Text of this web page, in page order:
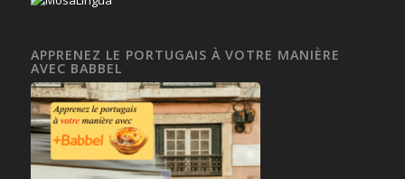
APPRENEZ LE PORTUGAIS À VOTRE MANIÈRE
AVEC BABBEL